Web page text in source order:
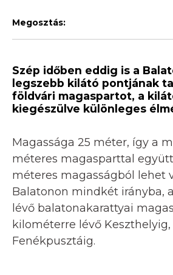
Megosztás:
Szép időben eddig is a
legszebb kilátó pontjának
földvári magaspartot, a
kiegészülve különleges
Magassága 25 méter, így a
méteres magasparttal
méteres magasságból lehet
Balatonon mindkét irányba,
lévő balatonakarattyai
kilométerre lévő
Fenékpusztáig.